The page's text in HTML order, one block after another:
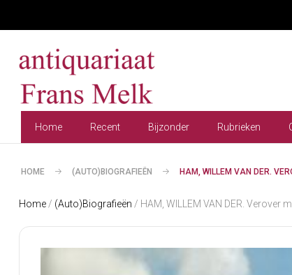
Home Recent Bijzonder Rubrieken
HOME (AUTO)BIOGRAFIEËN HAM, WILLEM VAN DER.
Home / (Auto)Biografieën / HAM, WILLEM VAN DER. Verover